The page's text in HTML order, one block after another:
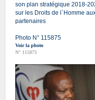
son plan stratégique 2018-
sur les Droits de l`Homme
partenaires
Photo N° 115875
Voir la photo
N° 115875